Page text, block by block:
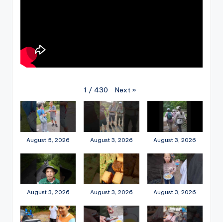
1 / 430 Next »
August 5, 2026 August 3, 2026 August 3, 2026
August 3, 2026 August 3, 2026 August 3, 2026